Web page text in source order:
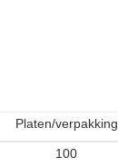
Platen/verpakking
100